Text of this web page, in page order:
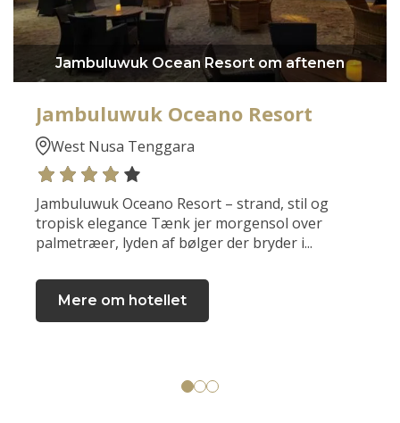
Jambuluwuk Ocean Resort om aftenen
Jambuluwuk Oceano Resort
West Nusa Tenggara
Jambuluwuk Oceano Resort – strand, stil og
tropisk elegance Tænk jer morgensol over
palmetræer, lyden af bølger der bryder i...
Mere om hotellet